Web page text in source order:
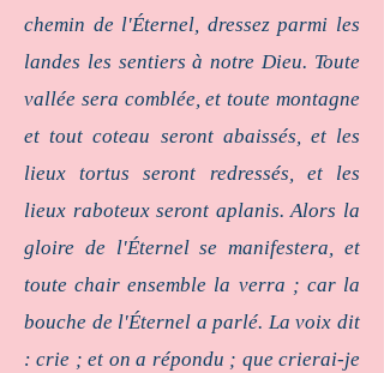
chemin de l'Éternel, dressez parmi les
landes les sentiers à notre Dieu. Toute
vallée sera comblée, et toute montagne
et tout coteau seront abaissés, et les
lieux tortus seront redressés, et les
lieux raboteux seront aplanis. Alors la
gloire de l'Éternel se manifestera, et
toute chair ensemble la verra ; car la
bouche de l'Éternel a parlé. La voix dit
: crie ; et on a répondu ; que crierai-je